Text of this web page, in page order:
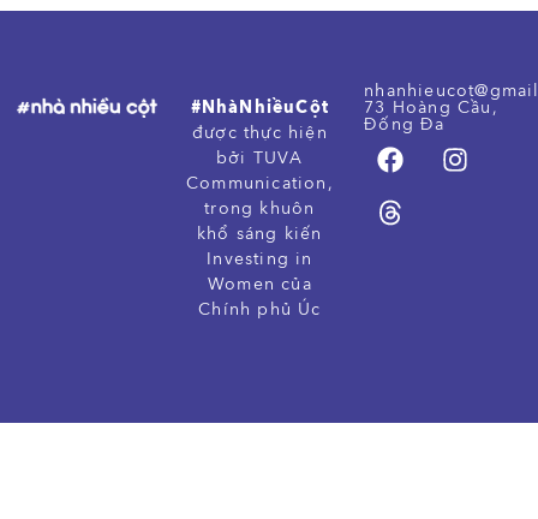
#NhàNhiềuCột
được thực hiện
bởi TUVA
Communication,
trong khuôn
khổ sáng kiến
Investing in
Women của
Chính phủ Úc
73 Hoàng Cầu,
Đống Đa